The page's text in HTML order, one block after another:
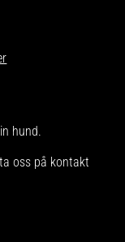
hund.
oss på kontakt